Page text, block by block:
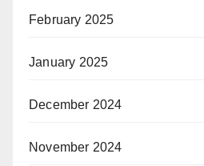
February 2025
January 2025
December 2024
November 2024